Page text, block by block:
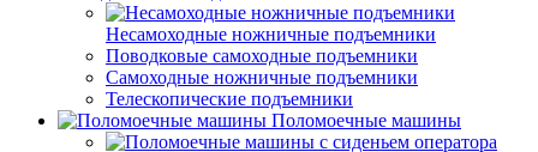
Несамоходные ножничные подъемники
Поводковые самоходные подъемники
Самоходные ножничные подъемники
Телескопические подъемники
Поломоечные машины